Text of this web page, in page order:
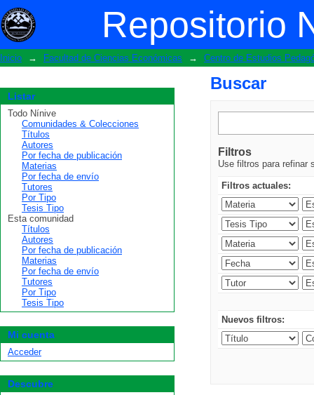
Repositorio
Buscar
Inicio → Facultad de Ciencias Económicas → Centro de Estudios
Buscar
Filtros
Use filtros para refinar
Filtros actuales:
Nuevos filtros:
Listar
Todo Nínive
Comunidades & Colecciones
Títulos
Autores
Por fecha de publicación
Materias
Por fecha de envío
Tutores
Por Tipo
Tesis Tipo
Esta comunidad
Títulos
Autores
Por fecha de publicación
Materias
Por fecha de envío
Tutores
Por Tipo
Tesis Tipo
Mi cuenta
Acceder
Descubre